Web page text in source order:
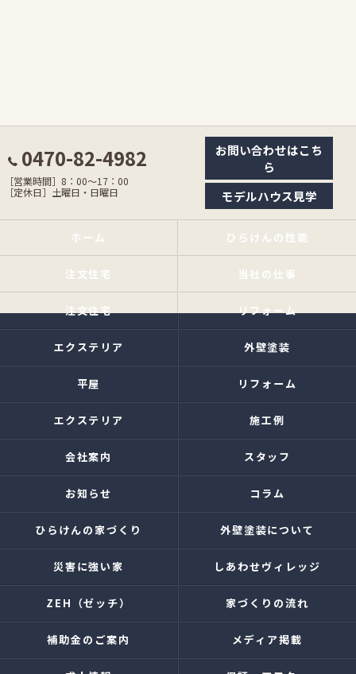
0470-82-4982
［営業時間］8：00〜17：00
［定休日］土曜日・日曜日
お問い合わせはこち
ら
モデルハウス見学
ホーム ひらけんの性能
注文住宅 当社の仕事
注文住宅 リフォーム
エクステリア 外壁塗装
平屋 リフォーム
エクステリア 施工例
会社案内 スタッフ
お知らせ コラム
ひらけんの家づくり 外壁塗装について
災害に強い家 しあわせヴィレッジ
ZEH（ゼッチ） 家づくりの流れ
補助金のご案内 メディア掲載